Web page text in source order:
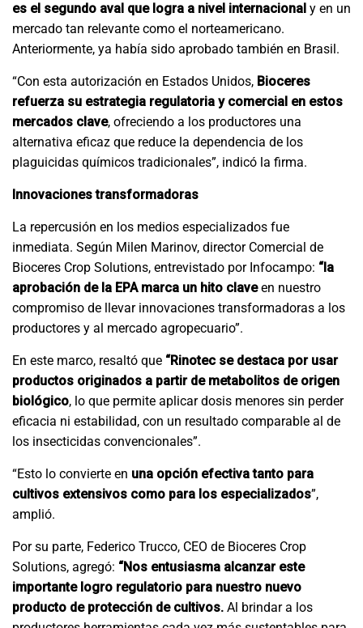
es el segundo aval que logra a nivel internacional y en un
mercado tan relevante como el norteamericano.
Anteriormente, ya había sido aprobado también en Brasil.
“Con esta autorización en Estados Unidos, Bioceres
refuerza su estrategia regulatoria y comercial en estos
mercados clave, ofreciendo a los productores una
alternativa eficaz que reduce la dependencia de los
plaguicidas químicos tradicionales”, indicó la firma.
Innovaciones transformadoras
La repercusión en los medios especializados fue
inmediata. Según Milen Marinov, director Comercial de
Bioceres Crop Solutions, entrevistado por Infocampo: “la
aprobación de la EPA marca un hito claveen nuestro
compromiso de llevar innovaciones transformadoras a los
productores y al mercado agropecuario”.
En este marco, resaltó que “Rinotec se destaca por usar
productos originados a partir de metabolitos de origen
biológico, lo que permite aplicar dosis menores sin perder
eficacia ni estabilidad, con un resultado comparable al de
los insecticidas convencionales”.
“Esto lo convierte en una opción efectiva tanto para
cultivos extensivos como para los especializados”,
amplió.
Por su parte, Federico Trucco, CEO de Bioceres Crop
Solutions, agregó: “Nos entusiasma alcanzar este
importante logro regulatorio para nuestro nuevo
producto de protección de cultivos. Al brindar a los